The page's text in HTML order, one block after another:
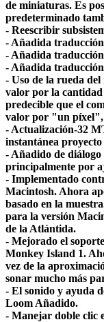
de miniaturas. Es
predeterminado
- Reescribir
- Añadida
- Añadida
- Añadida
- Uso de la rueda
valor por la cantidad
predecible que el
valor por "un píxel",
- Actualización-32
instantánea
- Añadido de
principalmente por
- Implementado
Macintosh. Ahora
basado en la
para la versión
de la Atlántida.
- Mejorado el
Monkey Island 1.
vez de la
sonar mucho más
- El sonido y ayuda
Loom Añadido.
- Manejar doble clic